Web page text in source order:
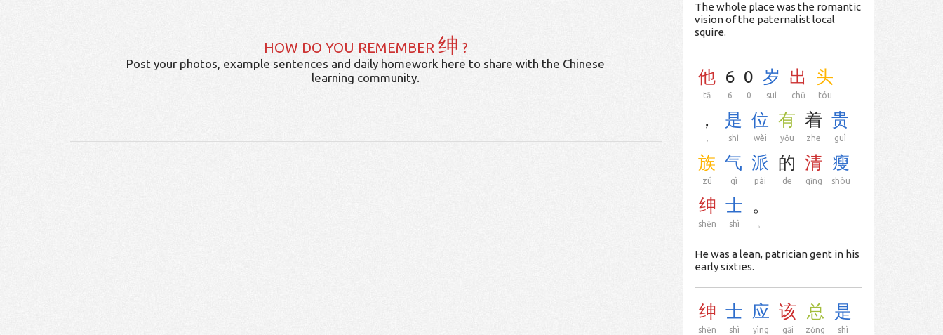
HOW DO YOU REMEMBER 绅 ?
Post your photos, example sentences and daily homework here to share with the Chinese
learning community.
The whole place was the romantic
vision of the paternalist local
squire.
他
tā
6
6
0
0
岁
suì
出
chū
头
tóu
，
，
是
shì
位
wèi
有
yǒu
着
zhe
贵
guì
族
zú
气
qì
派
pài
的
de
清
qīng
瘦
shòu
绅
shēn
士
shì
。
He was a lean, patrician gent in his
early sixties.
绅
shēn
士
shì
应
yìng
该
gāi
总
zǒng
是
shì